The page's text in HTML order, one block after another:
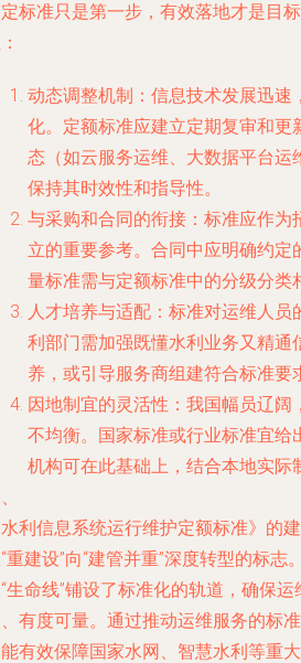
标准只是第一步，有效落地才是目
动态调整机制：信息技术发展迅速
化。定额标准应建立定期复审和更
态（如云服务运维、大数据平台运
保持其时效性和指导性。
与采购和合同的衔接：标准应作为
立的重要参考。合同中应明确约
量标准需与定额标准中的分级分类
人才培养与适配：标准对运维人
利部门需加强既懂水利业务又精通
养，或引导服务商组建符合标准要
因地制宜的灵活性：我国幅员辽
不均衡。国家标准或行业标准宜给
机构可在此基础上，结合本地实际
利信息系统运行维护定额标准》的
重建设”向“建管并重”深度转型的标
生命线”铺设了标准化的轨道，确保
有度可量。通过推动运维服务的标
有效保障国家水网、智慧水利等重